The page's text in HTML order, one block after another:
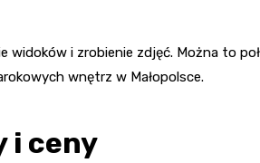
widoków i zrobienie zdjęć. Można to
wnętrz w Małopolsce.
i ceny